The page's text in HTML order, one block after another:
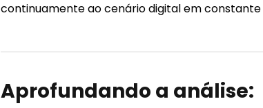
continuamente ao cenário digital em
Aprofundando a análise: